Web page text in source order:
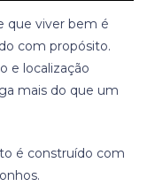
que viver bem é
com propósito.
e localização
mais do que um
é construído com